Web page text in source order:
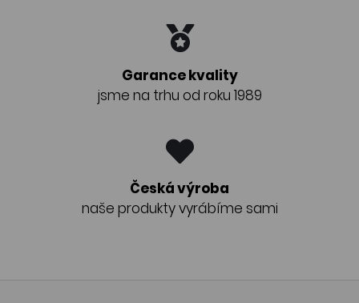
Garance kvality
jsme na trhu od roku 1989
Česká výroba
naše produkty vyrábíme sami